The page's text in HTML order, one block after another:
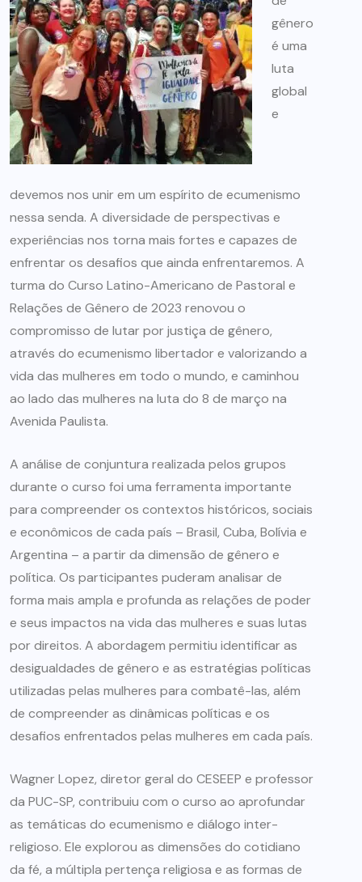
gênero
é uma
luta
global
e
devemos nos unir em um espírito de ecumenismo
nessa senda. A diversidade de perspectivas e
experiências nos torna mais fortes e capazes de
enfrentar os desafios que ainda enfrentaremos. A
turma do Curso Latino-Americano de Pastoral e
Relações de Gênero de 2023 renovou o
compromisso de lutar por justiça de gênero,
através do ecumenismo libertador e valorizando a
vida das mulheres em todo o mundo, e caminhou
ao lado das mulheres na luta do 8 de março na
Avenida Paulista.
A análise de conjuntura realizada pelos grupos
durante o curso foi uma ferramenta importante
para compreender os contextos históricos, sociais
e econômicos de cada país – Brasil, Cuba, Bolívia e
Argentina – a partir da dimensão de gênero e
política. Os participantes puderam analisar de
forma mais ampla e profunda as relações de poder
e seus impactos na vida das mulheres e suas lutas
por direitos. A abordagem permitiu identificar as
desigualdades de gênero e as estratégias políticas
utilizadas pelas mulheres para combatê-las, além
de compreender as dinâmicas políticas e os
desafios enfrentados pelas mulheres em cada país.
Wagner Lopez, diretor geral do CESEEP e professor
da PUC-SP, contribuiu com o curso ao aprofundar
as temáticas do ecumenismo e diálogo inter-
religioso. Ele explorou as dimensões do cotidiano
da fé, a múltipla pertença religiosa e as formas de